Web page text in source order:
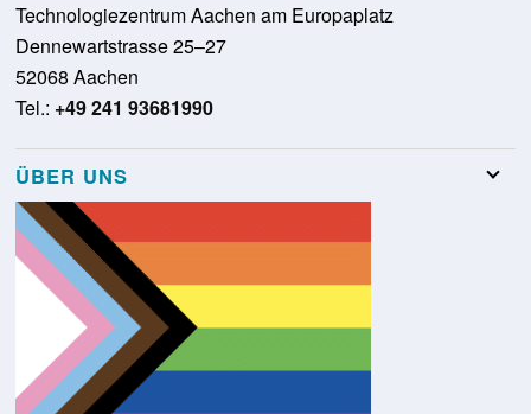
Technologiezentrum Aachen am Europaplatz
Dennewartstrasse 25–27
52068 Aachen
Tel.: +49 241 93681990
ÜBER UNS
Team
Stellenangebote
Presse
Schulungsraumvermietung
Glossar
Kontakt